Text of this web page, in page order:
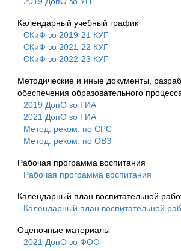
Календарный учебный график
СКиФ зо 2019-21 КУГ
СКиФ зо 2021-22 КУГ
СКиФ зо 2022-23 КУГ
Методические и иные документы,
обеспечения образовательного
2019 ДопО зо ГИА
2021 ДопО зо ГИА
Метод. реком. по СРС
Метод. реком. по ОВЗ
Рабочая программа воспитания
Рабочая программа воспитания
Календарный план воспитательной
Календарный план воспитательной
Оценочные материалы
2021 ДопО зо ФОС